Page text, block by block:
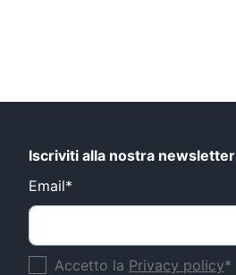
Iscriviti alla nostra newsletter
Email*
Accetto la Privacy policy*